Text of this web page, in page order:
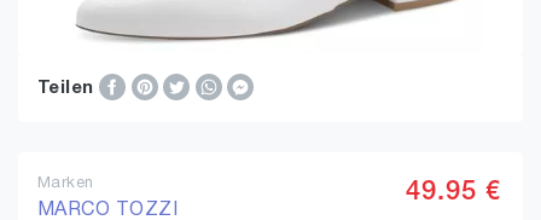
Teilen
Marken
MARCO TOZZI
49.95 €